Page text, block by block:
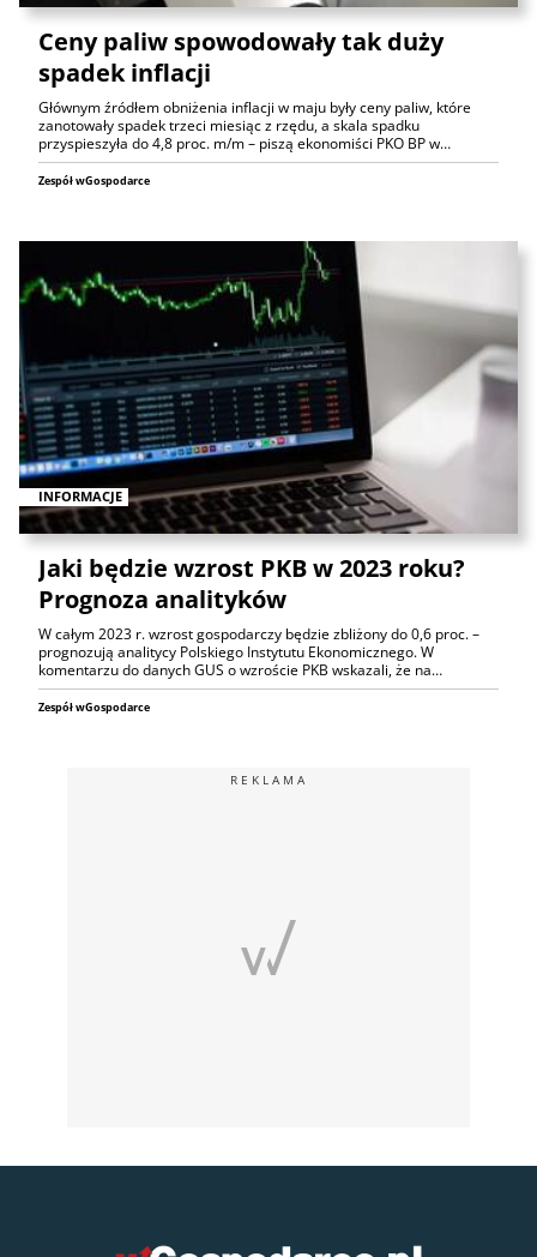
Ceny paliw spowodowały tak duży
spadek inflacji
Głównym źródłem obniżenia inflacji w maju były ceny paliw, które
zanotowały spadek trzeci miesiąc z rzędu, a skala spadku
przyspieszyła do 4,8 proc. m/m – piszą ekonomiści PKO BP w…
Zespół wGospodarce
INFORMACJE
Jaki będzie wzrost PKB w 2023 roku?
Prognoza analityków
W całym 2023 r. wzrost gospodarczy będzie zbliżony do 0,6 proc. –
prognozują analitycy Polskiego Instytutu Ekonomicznego. W
komentarzu do danych GUS o wzroście PKB wskazali, że na…
Zespół wGospodarce
REKLAMA